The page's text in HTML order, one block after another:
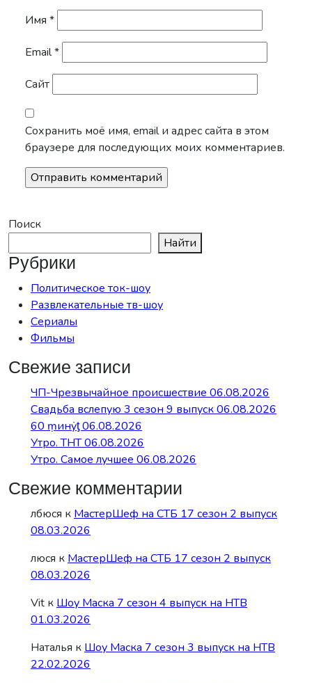
Имя *
Email*
Сайт
Сохранить моё имя, email и адрес сайта в этом
браузере для последующих моих комментариев.
Поиск
Найти
Рубрики
Политическое ток-шоу
Развлекательные тв-шоу
Сериалы
Фильмы
Свежие записи
ЧП-Чрезвычайное происшествие 06.08.2026
Свадьба вслепую 3 сезон 9 выпуск 06.08.2026
60 ṃинẏƫ 06.08.2026
Утро. ТНТ 06.08.2026
Утро. Самое лучшее 06.08.2026
Свежие комментарии
лбюся к МастерШеф на СТБ 17 сезон 2 выпуск
08.03.2026
люся к МастерШеф на СТБ 17 сезон 2 выпуск
08.03.2026
Vit к Шоу Маска 7 сезон 4 выпуск на НТВ
01.03.2026
Наталья к Шоу Маска 7 сезон 3 выпуск на НТВ
22.02.2026